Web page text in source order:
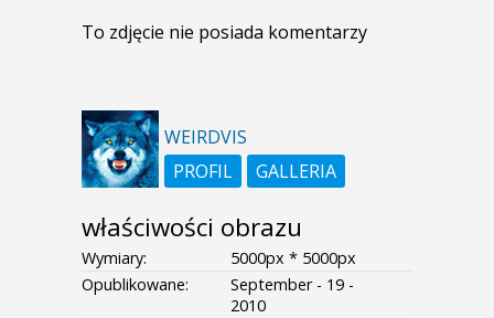
To zdjęcie nie posiada komentarzy
WEIRDVIS
PROFIL
GALLERIA
właściwości obrazu
Wymiary:
5000px * 5000px
Opublikowane:
September - 19 -
2010